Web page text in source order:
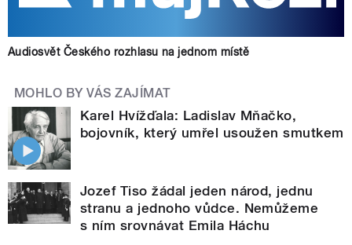
Audiosvět Českého rozhlasu na jednom místě
MOHLO BY VÁS ZAJÍMAT
Karel Hvížďala: Ladislav Mňačko,
bojovník, který umřel usoužen smutkem
Jozef Tiso žádal jeden národ, jednu
stranu a jednoho vůdce. Nemůžeme
s ním srovnávat Emila Háchu